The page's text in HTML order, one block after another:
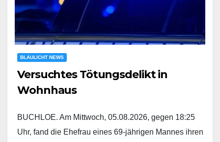
BLAULICHT NEWS
Versuchtes Tötungsdelikt in
Wohnhaus
BUCHLOE. Am Mittwoch, 05.08.2026, gegen 18:25
Uhr, fand die Ehefrau eines 69-jährigen Mannes ihren